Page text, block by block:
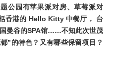
公园有苹果派对房、草莓派对
香港的 Hello Kitty 中餐厅， 台
曼谷的SPA馆……不知此次世茂
”的特色？又有哪些保留项目？